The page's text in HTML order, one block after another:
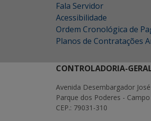
Fala Servidor
Acessibilidade
Ordem Cronológica de
Planos de Contratações
CONTROLADORIA-
Avenida Desembargador
Parque dos Poderes -
CEP.: 79031-310